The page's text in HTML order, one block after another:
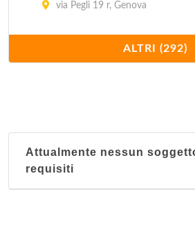
via Pegli 19 r, Genova
via Canevari 185 r, Genova
Al Campesino
ALTRI (292)
Attualmente nessun
requisiti